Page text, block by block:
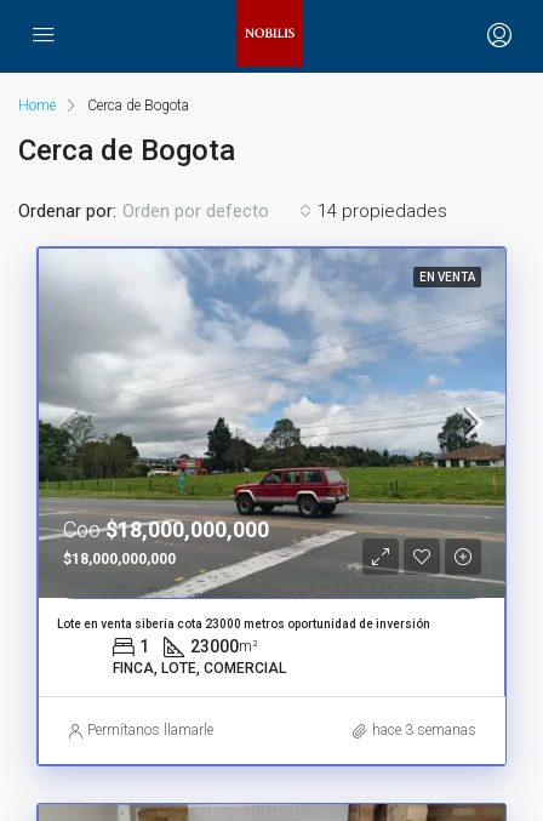
Home Cerca de Bogota
Cerca de Bogota
14 propiedades
Ordenar por: Orden por defecto
EN VENTA
Coo$18,000,000,000
$18,000,000,000
Lote en venta siberia cota 23000 metros oportunidad de inversión
1 23000m²
FINCA, LOTE, COMERCIAL
Permítanos llamarle hace 3 semanas